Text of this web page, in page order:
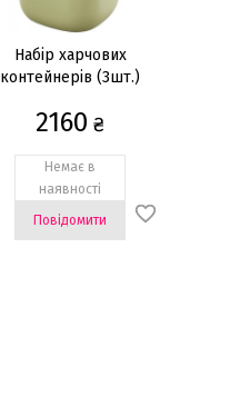
Набір харчових
контейнерів (3шт.)
2160 ₴
Немає в
наявності
Повідомити